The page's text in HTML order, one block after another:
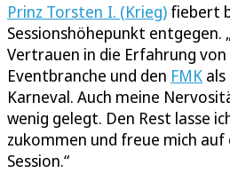
Prinz Torsten I. (Krieg) fiebert
Sessionshöhepunkt entgegen.
Vertrauen in die Erfahrung
Eventbranche und den FMK
Karneval. Auch meine
wenig gelegt. Den Rest lasse
zukommen und freue mich
Session.“